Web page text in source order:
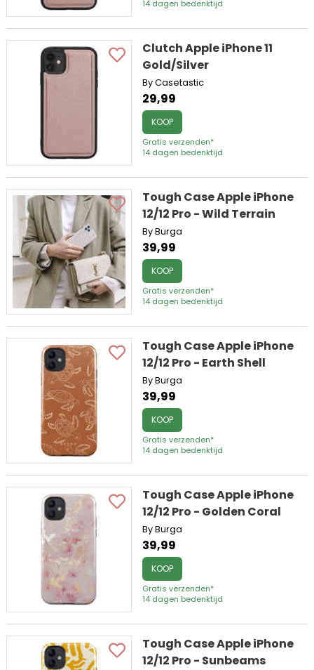
14 dagen bedenktijd
Clutch Apple iPhone 11
Gold/Silver
By Casetastic
29,99
KOOP
Gratis verzenden*
14 dagen bedenktijd
Tough Case Apple iPhone
12/12 Pro - Wild Terrain
By Burga
39,99
KOOP
Gratis verzenden*
14 dagen bedenktijd
Tough Case Apple iPhone
12/12 Pro - Earth Shell
By Burga
39,99
KOOP
Gratis verzenden*
14 dagen bedenktijd
Tough Case Apple iPhone
12/12 Pro - Golden Coral
By Burga
39,99
KOOP
Gratis verzenden*
14 dagen bedenktijd
Tough Case Apple iPhone
12/12 Pro - Sunbeams